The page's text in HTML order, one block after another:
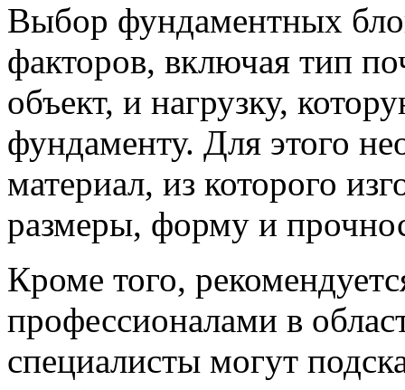
Выбор фундаментных
факторов, включая тип
объект, и нагрузку,
фундаменту. Для этого
материал, из которого
размеры, форму и
Кроме того,
профессионалами в
специалисты могут